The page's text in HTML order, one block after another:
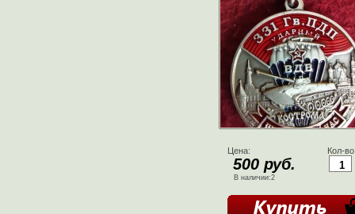
Цена:
500 руб.
В наличии:2
Кол-